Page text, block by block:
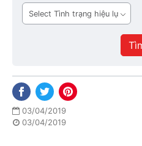
ban
hành
Tình
trạng
03/04/2019
03/04/2019